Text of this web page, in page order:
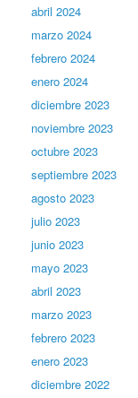
abril 2024
marzo 2024
febrero 2024
enero 2024
diciembre 2023
noviembre 2023
octubre 2023
septiembre 2023
agosto 2023
julio 2023
junio 2023
mayo 2023
abril 2023
marzo 2023
febrero 2023
enero 2023
diciembre 2022